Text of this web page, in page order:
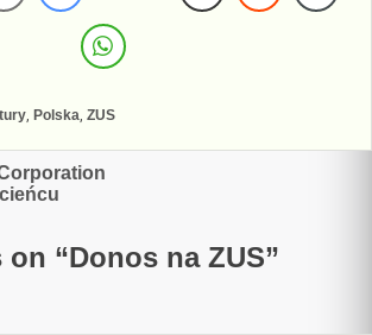
, Polska, ZUS
on “Donos na ZUS”